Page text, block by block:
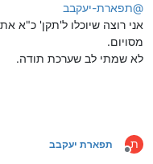
@תפארת-יעקבב
אני רוצה שיוכלו ל'תקן' כ"א
מסויום.
לא שמתי לב שערכת תודה.
ת
מנותק
תפארת יעקבב